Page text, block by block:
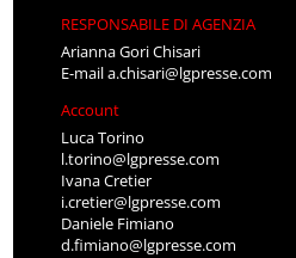
RESPONSABILE DI AGENZIA
Arianna Gori Chisari
E-maila.chisari@lgpresse.com
Account
Luca Torino
l.torino@lgpresse.com
Ivana Cretier
i.cretier@lgpresse.com
Daniele Fimiano
d.fimiano@lgpresse.com